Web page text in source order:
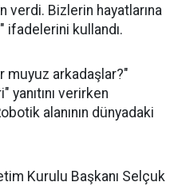
verdi. Bizlerin hayatlarına
ifadelerini kullandı.
muyuz arkadaşlar?"
verirken
alanının dünyadaki
Kurulu Başkanı Selçuk